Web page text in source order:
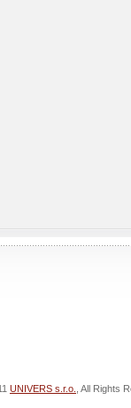
UNIVERS s.r.o. , All Rights